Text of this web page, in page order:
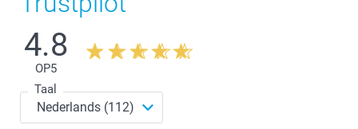
4.8
OP5
Taal